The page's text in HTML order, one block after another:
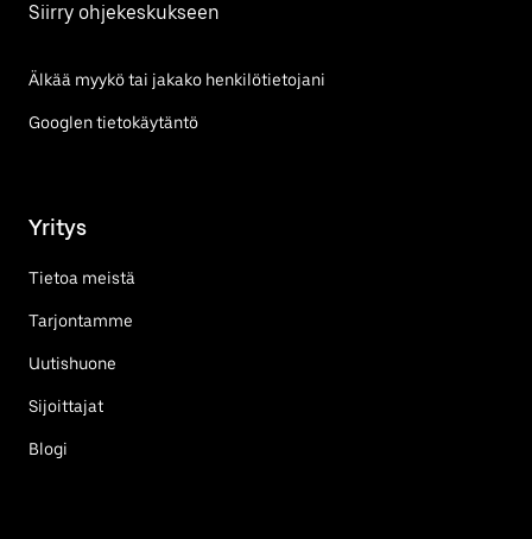
Siirry ohjekeskukseen
Älkää myykö tai jakako henkilötietojani
Googlen tietokäytäntö
Yritys
Tietoa meistä
Tarjontamme
Uutishuone
Sijoittajat
Blogi